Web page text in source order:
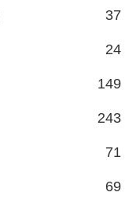
37
24
149
243
71
69